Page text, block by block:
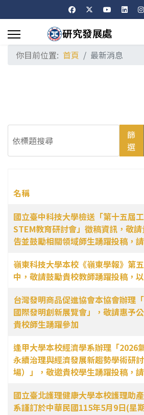
你目前位置: 首頁 最新消息
篩
選
文章列表
名稱
國立臺中科技大學檢送「第十五屆
STEM教育研討會」徵稿資訊，敬
告並鼓勵相關領域師生踴躍投稿，
嶺東科技大學本校《嶺東學報》第
中，敬請鼓勵貴校教師踴躍投稿，
台灣發明商品促進協會本協會辦理
國際發明創新展覽會」，敬請惠予
貴校師生踴躍參加
逢甲大學本校經濟學系辦理「2026
永續治理與經濟發展新趨勢學術研
場）」，敬邀貴校學生踴躍投稿，
國立臺北護理健康大學本校護理助
系謹訂於中華民國115年5月9日(星